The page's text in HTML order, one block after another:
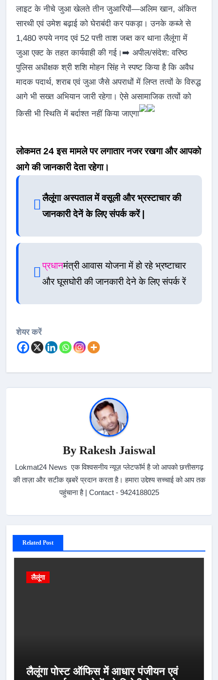
लाइट के नीचे जुआ खेलते तीन जुआरियों—अलिम खान, अंकित
सारथी एवं उमेश बढ़ाई को घेराबंदी कर पकड़ा। उनके कब्जे से
1,480 रुपये नगद एवं 52 पत्ती ताश जब्त कर थाना लैलूंगा में
जुआ एक्ट के तहत कार्यवाही की गई।➡️ अपील/संदेश: वरिष्ठ
पुलिस अधीक्षक श्री शशि मोहन सिंह ने स्पष्ट किया है कि अवैध
मादक पदार्थ, शराब एवं जुआ जैसे अपराधों में लिप्त तत्वों के विरुद्ध
आगे भी सख्त अभियान जारी रहेगा। ऐसे असामाजिक तत्वों को
किसी भी स्थिति में बर्दाश्त नहीं किया जाएगा
लोकमत 24 इस मामले पर लगातार नजर रखगा और आपको
आगे की जानकारी देता रहेगा।
लैलूंगा अस्पताल में वसूली और भ्रस्टाचार की
जानकारी देनें के लिए संपर्क करें |
प्रधानमंत्री आवास योजना में हो रहे भ्रष्टाचार
और घूसघोरी की जानकारी देने के लिए संपर्क रें
शेयर करें
By Rakesh Jaiswal
Lokmat24 News एक विश्वसनीय न्यूज़ प्लेटफॉर्म है जो आपको छत्तीसगढ़
की ताज़ा और सटीक ख़बरें प्रदान करता है। हमारा उद्देश्य सच्चाई को आप तक
पहुंचाना है | Contact - 9424188025
Related Post
लैलूंगा
लैलूंगा पोस्ट ऑफिस में आधार पंजीयन एवं